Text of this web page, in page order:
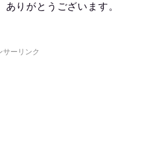
りがとうございます。
サーリンク